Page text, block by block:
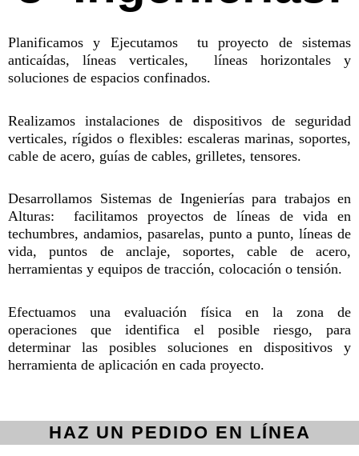
Planificamos y Ejecutamos tu proyecto de sistemas
anticaídas, líneas verticales, líneas horizontales y
soluciones de espacios confinados.
Realizamos instalaciones de dispositivos de seguridad
verticales, rígidos o flexibles: escaleras marinas, soportes,
cable de acero, guías de cables, grilletes, tensores.
Desarrollamos Sistemas de Ingenierías para trabajos en
Alturas: facilitamos proyectos de líneas de vida en
techumbres, andamios, pasarelas, punto a punto, líneas de
vida, puntos de anclaje, soportes, cable de acero,
herramientas y equipos de tracción, colocación o tensión.
Efectuamos una evaluación física en la zona de
operaciones que identifica el posible riesgo, para
determinar las posibles soluciones en dispositivos y
herramienta de aplicación en cada proyecto.
HAZ UN PEDIDO EN LÍNEA